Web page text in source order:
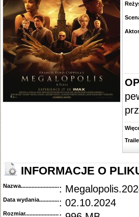
INFORMACJE O
Nazwa.............................................
:
Data wydania......................................
: 02.10.2024
Rozmiar...........................................